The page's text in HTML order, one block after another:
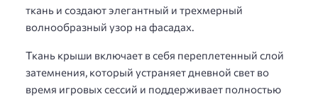
ткань и создают элегантный и трехмерный
волнообразный узор на фасадах.
Ткань крыши включает в себя переплетенный слой
затемнения, который устраняет дневной свет во
время игровых сессий и поддерживает полностью